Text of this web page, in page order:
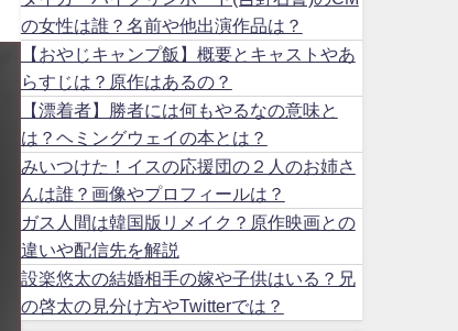
の女性は誰？名前や他出演作品は？
【おやじキャンプ飯】概要とキャストやあ
らすじは？原作はあるの？
【漂着者】勝者には何もやるなの意味と
は？ヘミングウェイの本とは？
みいつけた！イスの応援団の２人のお姉さ
んは誰？画像やプロフィールは？
ガス人間は韓国版リメイク？原作映画との
違いや配信先を解説
設楽悠太の結婚相手の嫁や子供はいる？兄
の啓太の見分け方やTwitterでは？